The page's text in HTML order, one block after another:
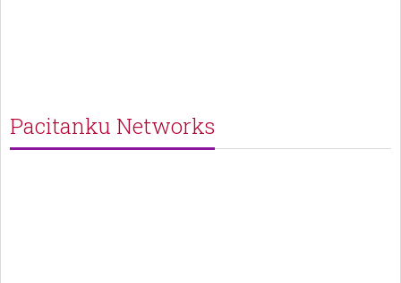
Pacitanku Networks